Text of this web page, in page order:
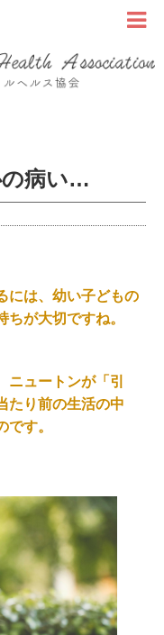
の病い…
には、幼い子どもの
が大切ですね。
ュートンが「引
たり前の生活の中
す。